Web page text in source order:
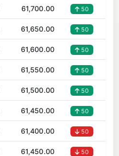
61,700.00 50
61,650.00 50
61,600.00 50
61,550.00 50
61,500.00 50
61,450.00 50
61,400.00 50
61,450.00 50